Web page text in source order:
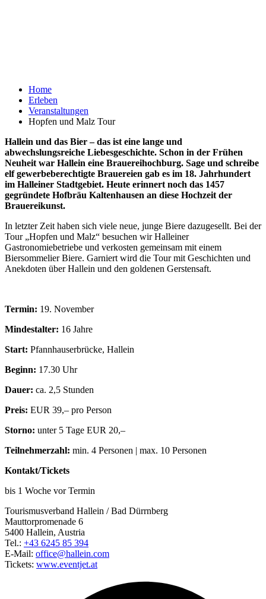
Home
Erleben
Veranstaltungen
Hopfen und Malz Tour
Hallein und das Bier – das ist eine lange und
abwechslungsreiche Liebesgeschichte. Schon in der Frühen
Neuheit war Hallein eine Brauereihochburg. Sage und schreibe
elf gewerbeberechtigte Brauereien gab es im 18. Jahrhundert
im Halleiner Stadtgebiet. Heute erinnert noch das 1457
gegründete Hofbräu Kaltenhausen an diese Hochzeit der
Brauereikunst.
In letzter Zeit haben sich viele neue, junge Biere dazugesellt. Bei der
Tour „Hopfen und Malz“ besuchen wir Halleiner
Gastronomiebetriebe und verkosten gemeinsam mit einem
Biersommelier Biere. Garniert wird die Tour mit Geschichten und
Anekdoten über Hallein und den goldenen Gerstensaft.
Termin: 19. November
Mindestalter: 16 Jahre
Start: Pfannhauserbrücke, Hallein
Beginn: 17.30 Uhr
Dauer: ca. 2,5 Stunden
Preis: EUR 39,– pro Person
Storno: unter 5 Tage EUR 20,–
Teilnehmerzahl: min. 4 Personen | max. 10 Personen
Kontakt/Tickets
bis 1 Woche vor Termin
Tourismusverband Hallein / Bad Dürrnberg
Mauttorpromenade 6
5400 Hallein, Austria
Tel.: +43 6245 85 394
E-Mail: office@hallein.com
Tickets: www.eventjet.at